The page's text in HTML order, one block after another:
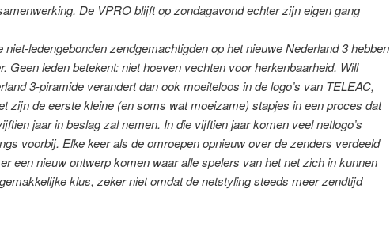
De VPRO blijft op zondagavond echter zijn eigen gang
niet-ledengebonden zendgemachtigden op het nieuwe Nederland 3 hebben
Geen ledenbetekent: niet hoeven vechten voor herkenbaarheid. Will
3-piramide verandert dan ook moeiteloos in de logo’s van TELEAC,
zijn de eerste kleine (en soms wat moeizame) stapjes in een proces dat
jaar in beslag zal nemen. In die vijftien jaar komen veel netlogo’s
voorbij. Elke keer als de omroepen opnieuw over de zenders verdeeld
een nieuw ontwerp komen waar alle spelers van het net zich in kunnen
klus, zeker niet omdat de netstyling steeds meer zendtijd